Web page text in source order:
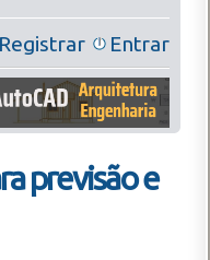
Registrar Entrar
previsão e